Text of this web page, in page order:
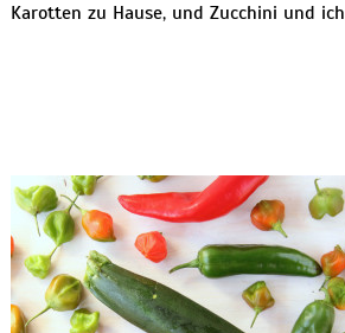
Karotten zu Hause, und Zucchini und ich